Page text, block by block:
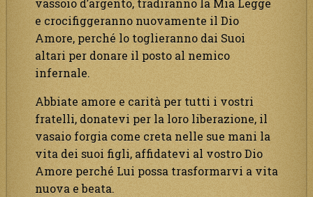
vassoio d’argento, tradiranno la Mia Legge
e crocifiggeranno nuovamente il Dio
Amore, perché lo toglieranno dai Suoi
altari per donare il posto al nemico
infernale.
Abbiate amore e carità per tutti i vostri
fratelli, donatevi per la loro liberazione, il
vasaio forgia come creta nelle sue mani la
vita dei suoi figli, affidatevi al vostro Dio
Amore perché Lui possa trasformarvi a vita
nuova e beata.